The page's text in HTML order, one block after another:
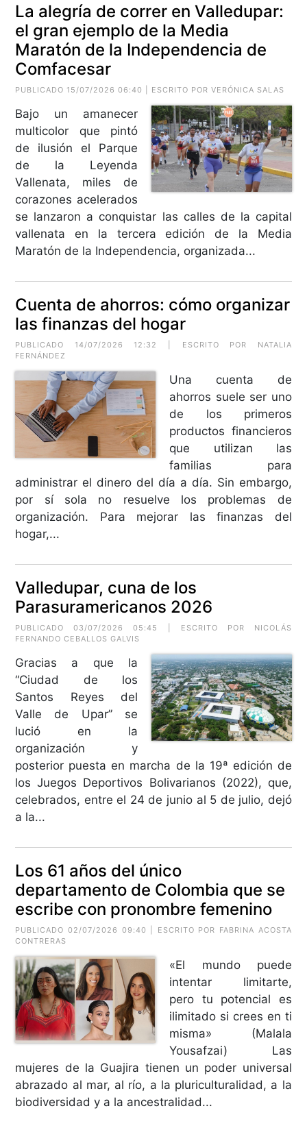
La alegría de correr en Valledupar:
el gran ejemplo de la Media
Maratón de la Independencia de
Comfacesar
PUBLICADO 15/07/2026 06:40 | ESCRITO POR VERÓNICA SALAS
Bajo un amanecer
multicolor que pintó
de ilusión el Parque
de la Leyenda
Vallenata, miles de
corazones acelerados
se lanzaron a conquistar las calles de la capital
vallenata en la tercera edición de la Media
Maratón de la Independencia, organizada...
Cuenta de ahorros: cómo organizar
las finanzas del hogar
PUBLICADO 14/07/2026 12:32 | ESCRITO POR NATALIA
FERNÁNDEZ
Una cuenta de
ahorros suele ser uno
de los primeros
productos financieros
que utilizan las
familias para
administrar el dinero del día a día. Sin embargo,
por sí sola no resuelve los problemas de
organización. Para mejorar las finanzas del
hogar,...
Valledupar, cuna de los
Parasuramericanos 2026
PUBLICADO 03/07/2026 05:45 | ESCRITO POR
NICOLÁS
FERNANDO CEBALLOS GALVIS
Gracias a que la
“Ciudad de los
Santos Reyes del
Valle de Upar” se
lució en la
organización y
posterior puesta en marcha de la 19ª edición de
los Juegos Deportivos Bolivarianos (2022), que,
celebrados, entre el 24 de junio al 5 de julio, dejó
a la...
Los 61 años del único
departamento de Colombia que se
escribe con pronombre femenino
PUBLICADO 02/07/2026 09:40 | ESCRITO POR FABRINA ACOSTA
CONTRERAS
«El mundo puede
intentar limitarte,
pero tu potencial es
ilimitado si crees en ti
misma» (Malala
Yousafzai) Las
mujeres de la Guajira tienen un poder universal
abrazado al mar, al río, a la pluriculturalidad, a la
biodiversidad y a la ancestralidad...